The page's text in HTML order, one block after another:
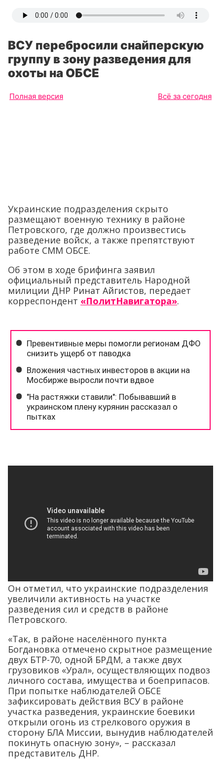
ВСУ перебросили снайперскую
группу в зону разведения для
охоты на ОБСЕ
Полная версия Всё за сегодня
Украинские подразделения скрыто
размещают военную технику в районе
Петровского, где должно произвестись
разведение войск, а также препятствуют
работе СММ ОБСЕ.
Об этом в ходе брифинга заявил
официальный представитель Народной
милиции ДНР Ринат Айгистов, передает
корреспондент «ПолитНавигатора».
Он отметил, что украинские подразделения
увеличили активность на участке
разведения сил и средств в районе
Петровского.
«Так, в районе населённого пункта
Богдановка отмечено скрытное размещение
двух БТР-70, одной БРДМ, а также двух
грузовиков «Урал», осуществляющих подвоз
личного состава, имущества и боеприпасов.
При попытке наблюдателей ОБСЕ
зафиксировать действия ВСУ в районе
участка разведения, украинские боевики
открыли огонь из стрелкового оружия в
сторону БЛА Миссии, вынудив наблюдателей
покинуть опасную зону», – рассказал
представитель ДНР.